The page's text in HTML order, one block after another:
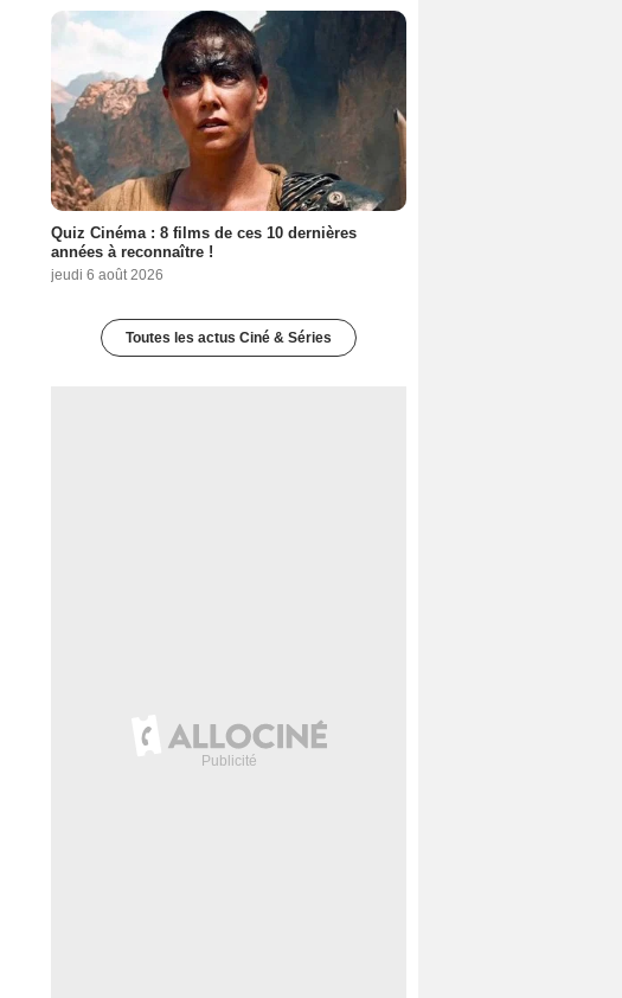
Quiz Cinéma : 8 films de ces 10 dernières
années à reconnaître !
jeudi 6 août 2026
Toutes les actus Ciné & Séries